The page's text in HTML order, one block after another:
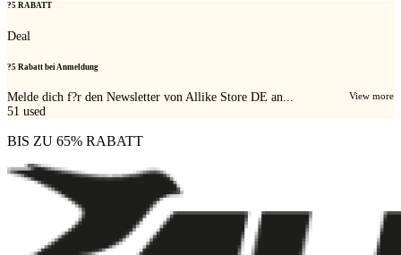
?5 RABATT
Deal
?5 Rabatt bei Anmeldung
Melde dich f?r den Newsletter von Allike Store DE an... View more
51 used
BIS ZU 65% RABATT